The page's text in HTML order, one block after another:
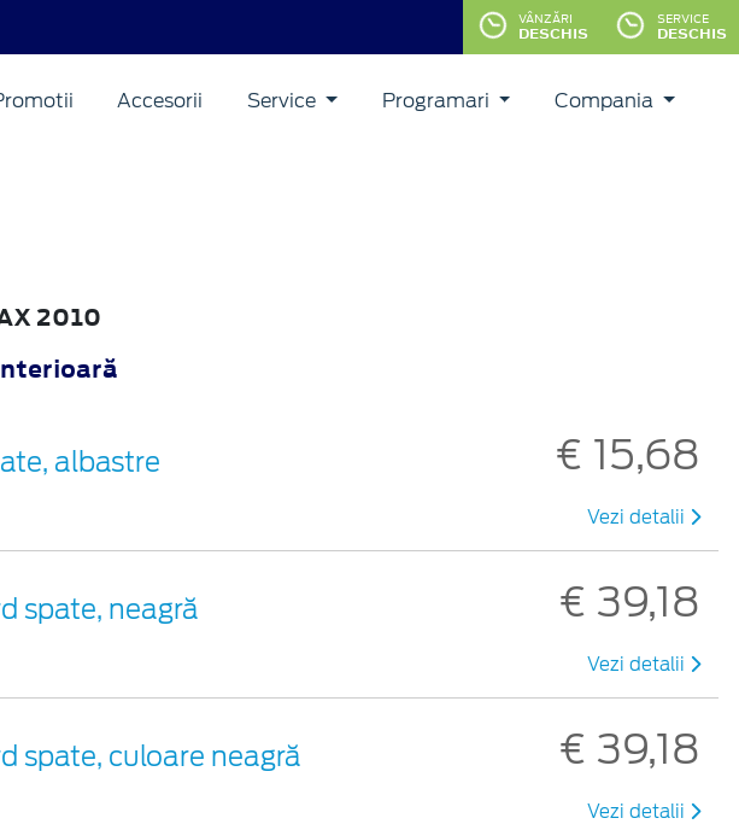
VÂNZĂRI
DESCHIS
SERVICE
DESCHIS
Accesorii Service Programari Compania
2010
albastre € 15,68
Vezi detalii
spate, neagră € 39,18
Vezi detalii
spate, culoare neagră € 39,18
Vezi detalii